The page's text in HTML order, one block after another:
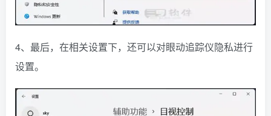
4、最后，在相关设置下，还可以对眼动追踪仪隐私进行
设置。